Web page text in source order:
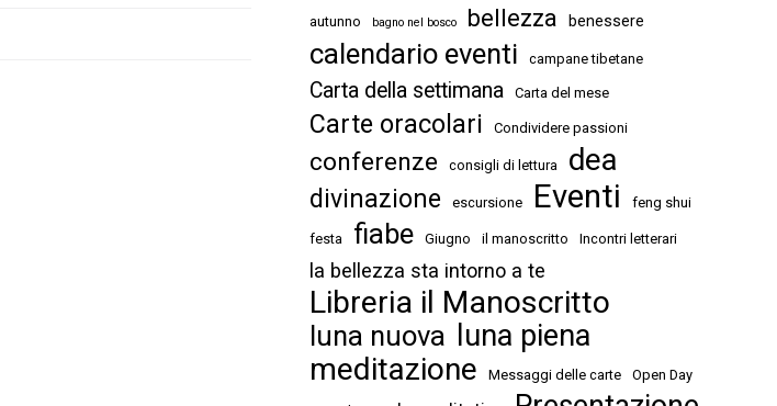
autunno bagno nel bosco bellezza benessere
calendario eventi campane tibetane
Carta della settimana Carta del mese
Carte oracolari Condividere passioni
conferenze consigli di lettura dea
divinazione escursione Eventi feng shui
festa fiabe Giugno il manoscritto Incontri letterari
la bellezza sta intorno a te
Libreria il Manoscritto
luna nuova luna piena
meditazione Messaggi delle carte Open Day